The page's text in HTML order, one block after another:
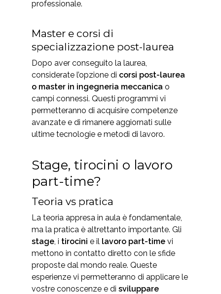
professionale.
Master e corsi di
specializzazione post-laurea
Dopo aver conseguito la laurea,
considerate l’opzione di corsi post-laurea
o master in ingegneria meccanica o
campi connessi. Questi programmi vi
permetteranno di acquisire competenze
avanzate e di rimanere aggiornati sulle
ultime tecnologie e metodi di lavoro.
Stage, tirocini o lavoro
part-time?
Teoria vs pratica
La teoria appresa in aula è fondamentale,
ma la pratica è altrettanto importante. Gli
stage, i tirocinie il lavoro part-time vi
mettono in contatto diretto con le sfide
proposte dal mondo reale. Queste
esperienze vi permetteranno di applicare le
vostre conoscenze e disviluppare